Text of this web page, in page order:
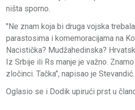
ništa sporno.
"Ne znam koja bi druga vojska
parastosima i komemoracijama na
Nacistička? Mudžahedinska?
Iz Srbije ili Rs manje je važno.
zločinci. Tačka", napisao je Stevandić.
Oglasio se i Dodik upirući prst u